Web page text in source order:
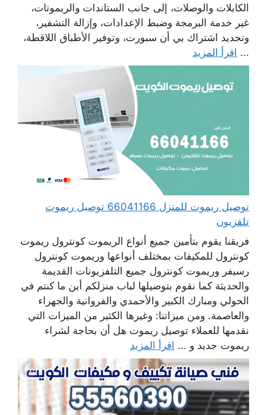
الكابلات والوصلات، إلى جانب الستاندات والريموتات،
غير خدمة البرمجة وضبط الإعدادات، وإزالة التشفير،
وتجديد اشتراك بي أن سبورت، وتوفير الأطباق اللاقطة،
... اقرأ المزيد
توصيل ريموت للمنزل 66041166 توصيل ريموت
تلفزيون
فريقنا يقوم بتأمين جميع أنواع الريموت كونترول ريموت
كونترول للمكيفات بمختلف أنواعها وريموت كونترول
رسيفر وريموت كونترول جميع التلفزيونات القديمة
والحديثة كما نقوم بتوصيلها لباب منزلكم أين ما كنتم في
الحولي ومبارك الكبير والأحمدي والفروانية والجهراء
والعاصمة. ومن ميزاتنا: وغيرها الكثير من الميزات التي
نقدمها للعملاء توصيل ريموت هل أن بحاجة لشراء
ريموت جديد و ... اقرأ المزيد